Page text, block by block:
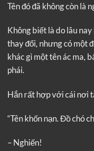
Tên đó đã không còn là
Không biết là do lâu nay
thay đổi, nhưng có một
khác gì một tên ác ma,
phái.
Hắn rất hợp với cái nơi
“Tên khốn nạn. Đồ chó
– Nghiến!